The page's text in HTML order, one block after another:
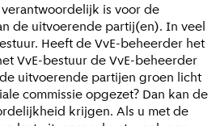
is voor de
de uitvoerende partij(en). In veel
Heeft de VvE-beheerder het
VvE-bestuur de VvE-beheerder
uitvoerende partijen groen licht
commissie opgezet? Dan kan de
krijgen. Als u met de